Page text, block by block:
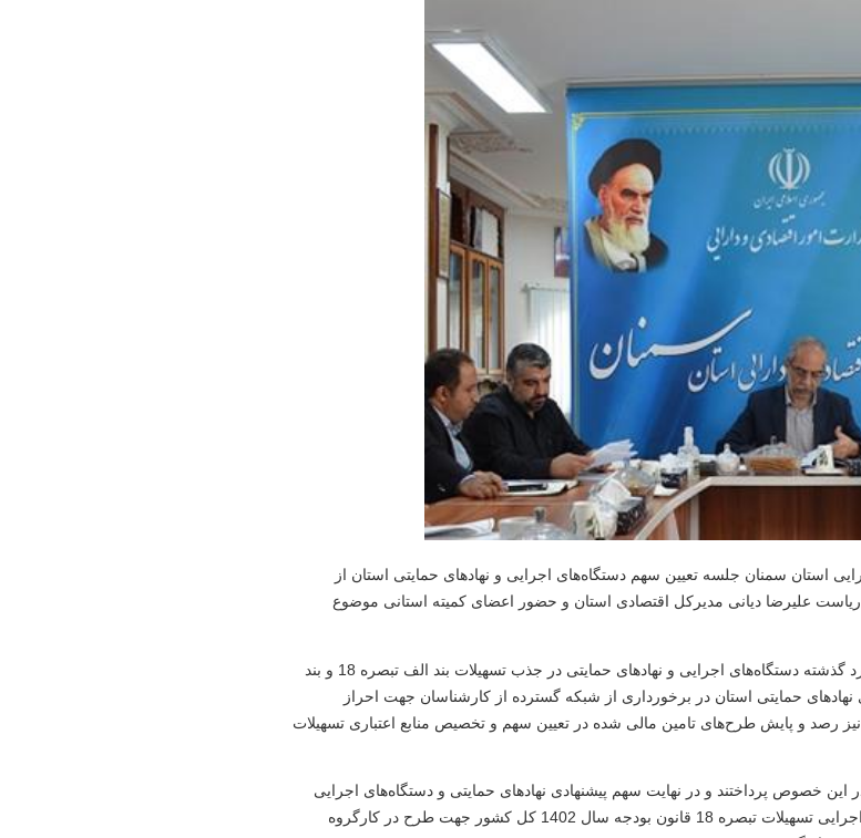
استان سمنان جلسه تعیین سهم دستگاه‌های اجرایی و نهادهای حمایتی استان از
18 قانون بودجه سال 1402 کشور، به ریاست علیرضا دیانی مدیرکل اقتصادی استان و حضور اعضای کمیته استانی موضوع
دیانی اظهار داشت: لزوم در نظر گرفتن عملکرد گذشته دستگاه‌های اجرایی و نهادهای حمایتی در جذب تسهیلات بند الف تبصره 18 و بند
نهادهای حمایتی استان در برخورداری از شبکه گسترده از کارشناسان جهت احراز
رصد و پایش طرح‌های تامین مالی شده در تعیین سهم و تخصیص منابع اعتباری تسهیلات
خصوص پرداختند و در نهایت سهم پیشنهادی نهادهای حمایتی و دستگاه‌های اجرایی
استان از محل اعتبارات موضوع ماده 24 دستورالعمل اجرایی تسهیلات تبصره 18 قانون بودجه سال 1402 کل کشور جهت طرح در کارگروه